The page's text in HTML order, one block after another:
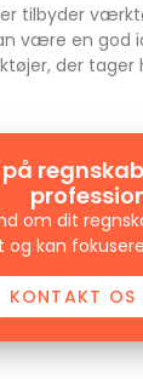
tilbyder
være en god
der tager
om dit
kan
KONTAKT OS